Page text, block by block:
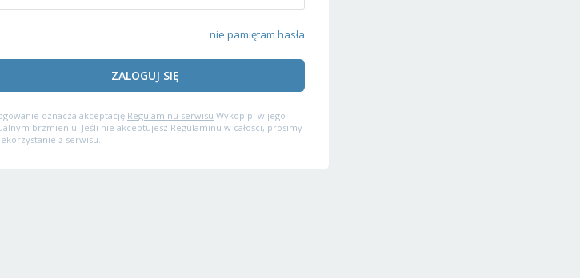
nie pamiętam hasła
ZALOGUJ SIĘ
oznacza akceptację Regulaminu serwisu Wykop.pl w jego
brzmieniu. Jeśli nie akceptujesz Regulaminu w całości, prosimy
z serwisu.